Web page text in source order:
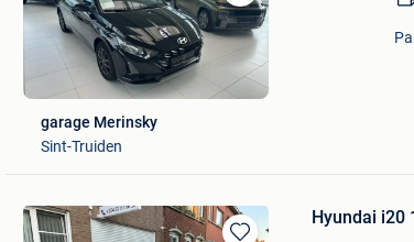
Bewaren
in
Favorieten
garage Merinsky
Sint-Truiden
Hyundai i20